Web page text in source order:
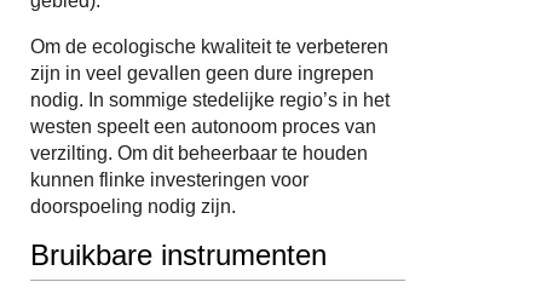
Om de ecologische kwaliteit te verbeteren
zijn in veel gevallen geen dure ingrepen
nodig. In sommige stedelijke regio’s in het
westen speelt een autonoom proces van
verzilting. Om dit beheerbaar te houden
kunnen flinke investeringen voor
doorspoeling nodig zijn.
Bruikbare instrumenten